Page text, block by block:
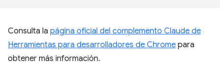
Consulta la página oficial del complemento Claude de
Herramientas para desarrolladores de Chrome para
obtener más información.